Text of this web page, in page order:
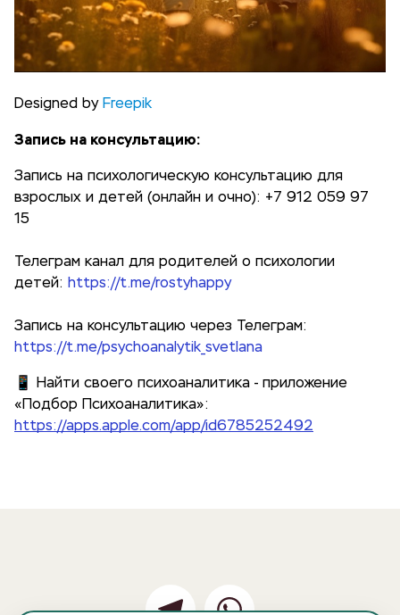
Designed by Freepik
Запись на консультацию:
Запись на психологическую консультацию для
взрослых и детей (онлайн и очно): +7 912 059 97
15‬
Телеграм канал для родителей о психологии
детей: https://t.me/rostyhappy
Запись на консультацию через Телеграм:
https://t.me/psychoanalytik_svetlana
📱 Найти своего психоаналитика - приложение
«Подбор Психоаналитика»:
https://apps.apple.com/app/id6785252492